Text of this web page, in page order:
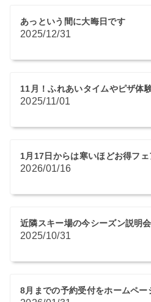
あっという間に大晦日です
2025/12/31
11月！ふれあいタイムやピザ体
2025/11/01
1月17日からは寒いほどお得フェ
2026/01/16
近隣スキー場の今シーズン説明
2025/10/31
8月までの予約受付をホームペ